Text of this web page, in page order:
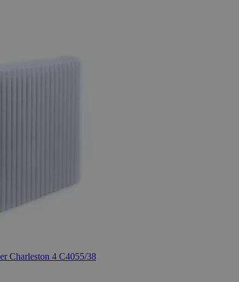
Charleston 4 C4055/38